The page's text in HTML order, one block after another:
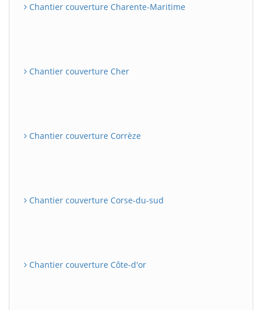
Chantier couverture Charente-Maritime
Chantier couverture Cher
Chantier couverture Corrèze
Chantier couverture Corse-du-sud
Chantier couverture Côte-d'or